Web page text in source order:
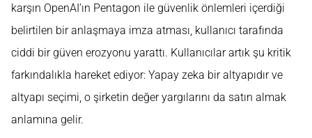
karşın OpenAI’ın Pentagon ile güvenlik önlemleri içerdiği
belirtilen bir anlaşmaya imza atması, kullanıcı tarafında
ciddi bir güven erozyonu yarattı. Kullanıcılar artık şu kritik
farkındalıkla hareket ediyor: Yapay zeka bir altyapıdır ve
altyapı seçimi, o şirketin değer yargılarını da satın almak
anlamına gelir.